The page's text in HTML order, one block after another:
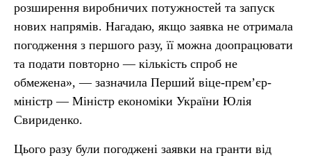
розширення виробничих потужностей та запуск
нових напрямів. Нагадаю, якщо заявка не отримала
погодження з першого разу, її можна доопрацювати
та подати повторно — кількість спроб не
обмежена», — зазначила Перший віце-прем’єр-
міністр — Міністр економіки України Юлія
Свириденко.
Цього разу були погоджені заявки на гранти від